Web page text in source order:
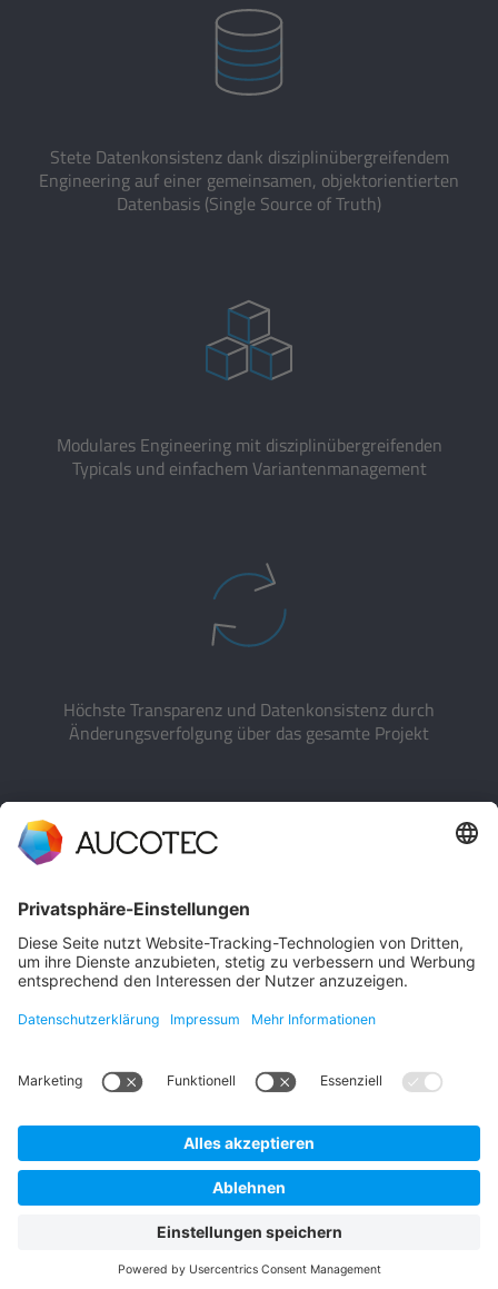
Stete Datenkonsistenz dank disziplinübergreifendem
Engineering auf einer gemeinsamen, objektorientierten
Datenbasis (Single Source of Truth)
Modulares Engineering mit disziplinübergreifenden
Typicals und einfachem Variantenmanagement
Höchste Transparenz und Datenkonsistenz durch
Änderungsverfolgung über das gesamte Projekt
Standardlösung mit geringem Customizing-Aufwand
und einfachen Skalierungsmöglichkeiten
MEHR VON AUCOTEC: